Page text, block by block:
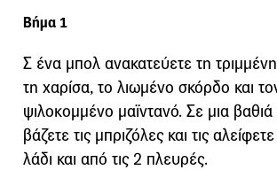
Βήμα 1
Σ ένα μπολ ανακατεύετε τη
τη χαρίσα, το λιωμένο σκόρδο και
ψιλοκομμένο μαϊντανό. Σε μια βαθιά
βάζετε τις μπριζόλες και τις
λάδι και από τις 2 πλευρές.